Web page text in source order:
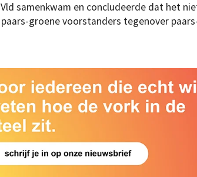
samenkwam en concludeerde dat het
groene voorstanders tegenover